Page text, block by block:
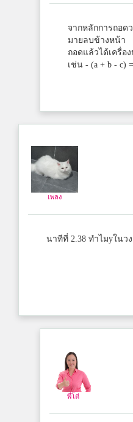
จากหลักการถอด
มายลบข้างหน้า
ถอดแล้วได้เครื่อ
เช่น - (a + b - c)
เพลง
นาทีที่ 2.38 ทำไมyในว
พี่โต๋